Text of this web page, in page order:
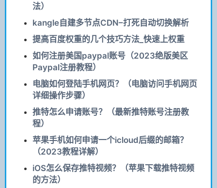
法）
kangle自建多节点CDN–打死自动切换解析
提高百度权重的几个技巧方法_快速上权重
如何注册美国paypal账号（2023绝版美区
Paypal注册教程）
电脑如何登陆手机网页？（电脑访问手机网页
详细操作步骤）
推特怎么申请账号？（最新推特账号注册教
程）
苹果手机如何申请一个icloud后缀的邮箱？
（2023教程详解）
iOS怎么保存推特视频？（苹果下载推特视频
的方法）